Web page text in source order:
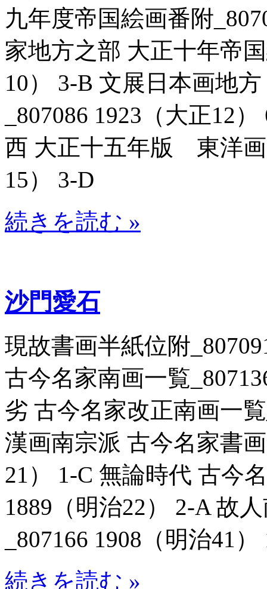
九年度帝国絵画番附
家地方之部 大正十年帝
10） 3-B 文展日本画地
_807086 1923（大正12
西 大正十五年版 東洋画
15） 3-D
続きを読む »
沙門愛石
現故書画半紙位附
古今名家南画一覧
劣 古今名家改正南画一
漢画南宗派 古今名家書
21） 1-C 無論時代 古今
1889（明治22） 2-A 故
_807166 1908（明治41）
続きを読む »